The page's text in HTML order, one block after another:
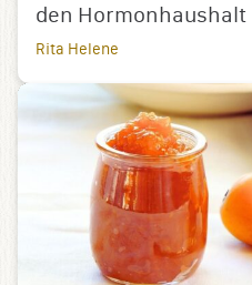
den Hormonhaushalt
Rita Helene